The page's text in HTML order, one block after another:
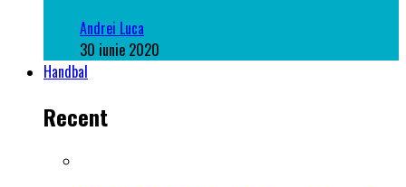
Andrei Luca
30 iunie 2020
Handbal
Recent